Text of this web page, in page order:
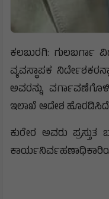
ಕಲಬುರಗಿ: ಗುಲಬರ್ಗಾ
ವ್ಯವಸ್ಥಾಪಕ
ಅವರನ್ನು
ಇಲಾಖೆ ಆದೇಶ
ಕುರೇರ ಅವರು